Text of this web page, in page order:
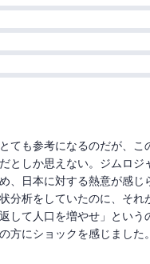
ても参考になるのだが、こ
としか思えない。ジムロジ
、日本に対する熱意が感
分析をしていたのに、それ
して人口を増やせ」という
方にショックを感じました。